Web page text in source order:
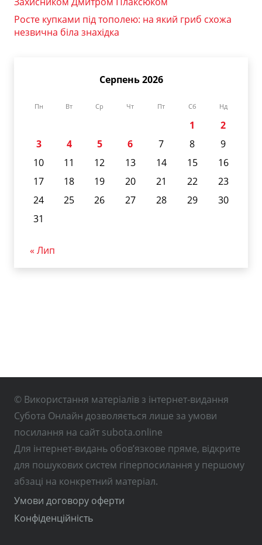
Росте купками під тополею: на який гриб схожа
незвична біла знахідка
Серпень 2026
Пн Вт Ср Чт Пт Сб Нд
1
2
3
4 5 6 7 8
9
10
11 12 13 14 15
16
17
18 19 20 21 22
23
24
25 26 27 28 29
30
31
« Лип
© Використання матеріалів з інтернет-видання
Субота Онлайн дозволяється лише за умови
посилання на сайт subota.online
Для інтернет-видань обов’язкове пряме, відкрите
для пошукових систем гіперпосилання у першому
абзаці на конкретний матеріал.
Умови договору оферти
Конфіденційність